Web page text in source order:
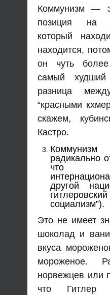
Коммунизм —
позиция на
который
находится,
он чуть
самый
разница
“красными
скажем,
Кастро.
радикально
что
другой
социализм”).
Это не имеет
шоколад и
вкуса
мороженое.
норвежцев или
что Гитлер